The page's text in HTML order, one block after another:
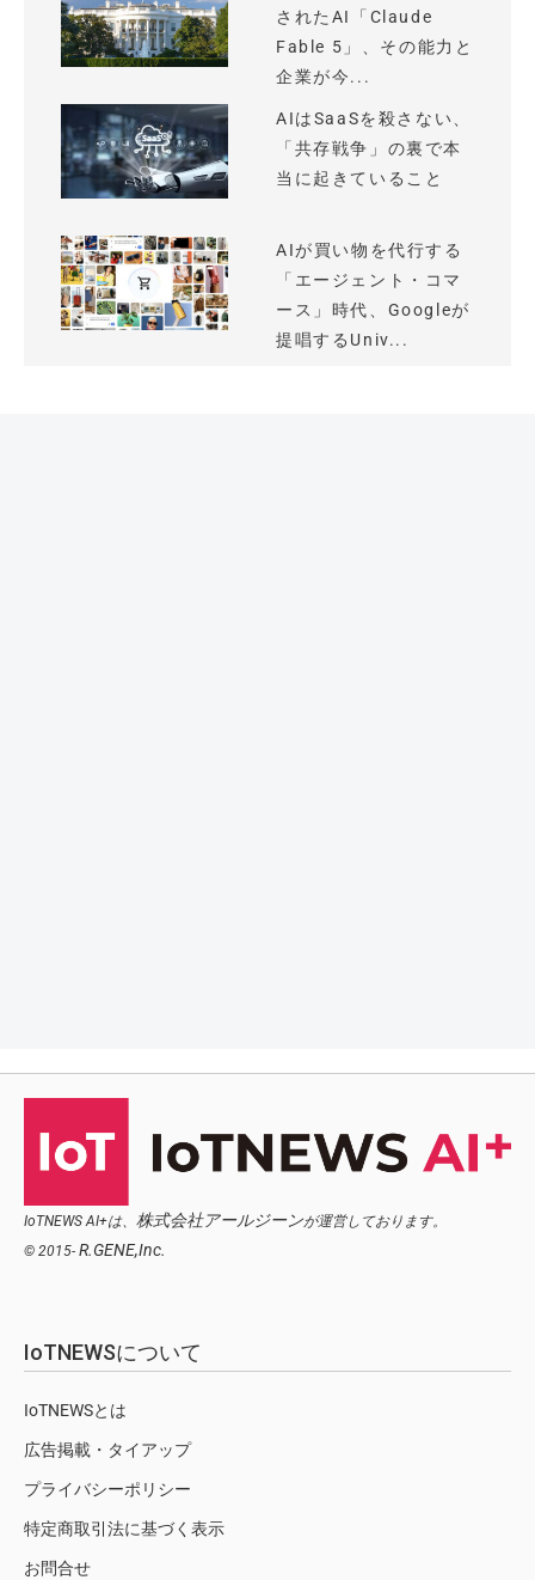
されたAI「Claude
Fable 5」、その能力と
企業が今...
AIはSaaSを殺さない、
「共存戦争」の裏で本
当に起きていること
AIが買い物を代行する
「エージェント・コマ
ース」時代、Googleが
提唱するUniv...
IoTNEWS AI+は、 株式会社アールジーンが運営しております。
© 2015- R.GENE,Inc.
IoTNEWSについて
IoTNEWSとは
広告掲載・タイアップ
プライバシーポリシー
特定商取引法に基づく表示
お問合せ